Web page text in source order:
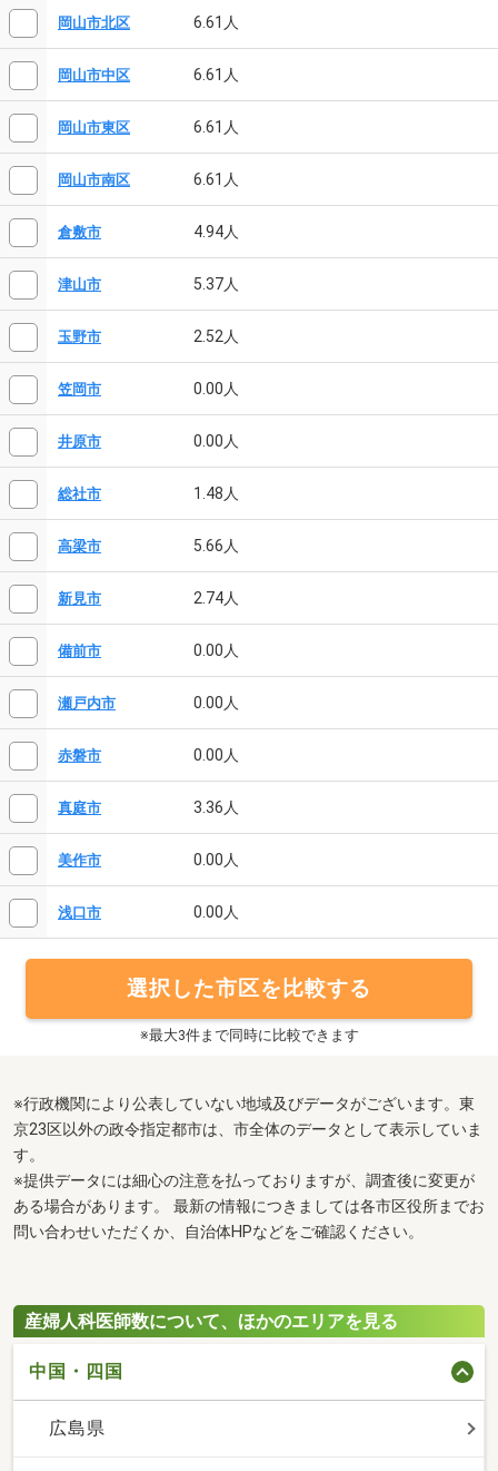
岡山市北区 6.61人
岡山市中区 6.61人
岡山市東区 6.61人
岡山市南区 6.61人
倉敷市 4.94人
津山市 5.37人
玉野市 2.52人
笠岡市 0.00人
井原市 0.00人
総社市 1.48人
高梁市 5.66人
新見市 2.74人
備前市 0.00人
瀬戸内市 0.00人
赤磐市 0.00人
真庭市 3.36人
美作市 0.00人
浅口市 0.00人
選択した市区を比較する
※最大3件まで同時に比較できます
※行政機関により公表していない地域及びデータがございます。東
京23区以外の政令指定都市は、市全体のデータとして表示していま
す。
※提供データには細心の注意を払っておりますが、調査後に変更が
ある場合があります。 最新の情報につきましては各市区役所までお
問い合わせいただくか、自治体HPなどをご確認ください。
産婦人科医師数について、ほかのエリアを見る
中国・四国
広島県